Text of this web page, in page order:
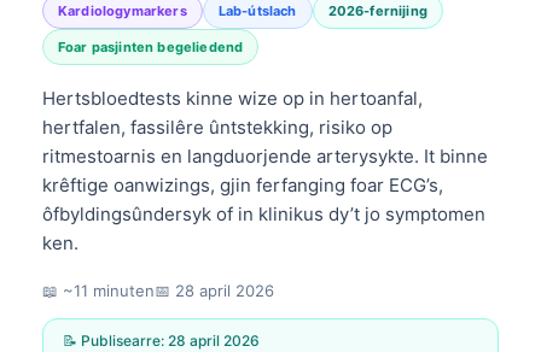
Kardiologymarkers Lab-útslach 2026-fernijing
Foar pasjinten begeliedend
Hertsbloedtests kinne wize op in hertoanfal,
hertfalen, fassilêre ûntstekking, risiko op
ritmestoarnis en langduorjende arterysykte. It binne
krêftige oanwizings, gjin ferfanging foar ECG’s,
ôfbyldingsûndersyk of in klinikus dy’t jo symptomen
ken.
📖 ~11 minuten📅 28 april 2026
📝 Publisearre: 28 april 2026